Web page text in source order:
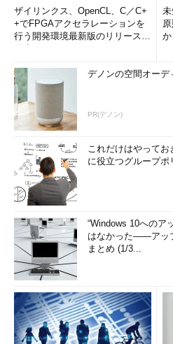
ザイリンクス、OpenCL、C／C+
+でFPGAアクセラレーションを
行う開発環境最新版のリリースを
デノンの空間オーデ
PR(デノン)
これだけはやって
に役立つグループポ
“Windows 10へのア
はなかった――アッ
まとめ (1/3...